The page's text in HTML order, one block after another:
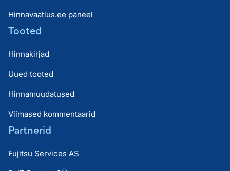
Hinnavaatlus.ee paneel
Tooted
Hinnakirjad
Uued tooted
Hinnamuudatused
Viimased kommentaarid
Partnerid
Fujitsu Services AS